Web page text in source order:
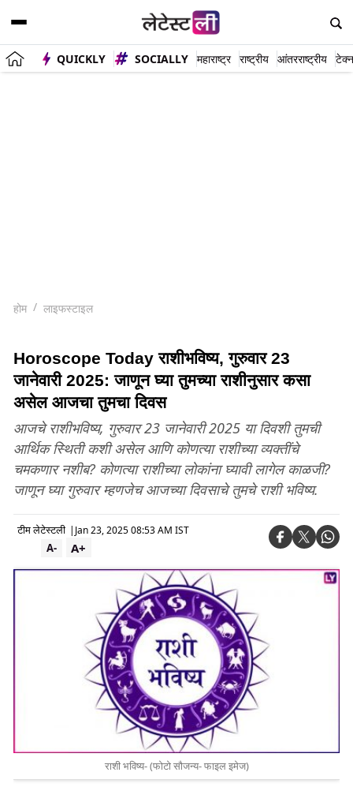
QUICKLY SOCIALLY महाराष्ट्र राष्ट्रीय आंतरराष्ट्रीय
होम लाइफस्टाइल
Horoscope Today राशीभविष्य, गुरुवार 23
जानेवारी 2025: जाणून घ्या तुमच्या राशीनुसार कसा
असेल आजचा तुमचा दिवस
आजचे राशीभविष्य, गुरुवार 23 जानेवारी 2025 या दिवशी तुमची
आर्थिक स्थिती कशी असेल आणि कोणत्या राशीच्या व्यक्तींचे
चमकणार नशीब? कोणत्या राशीच्या लोकांना घ्यावी लागेल काळजी?
जाणून घ्या गुरुवार म्हणजेच आजच्या दिवसाचे तुमचे राशी भविष्य.
टीम लेटेस्टली | Jan 23, 2025 08:53 AM IST
A+
A-
राशी भविष्य- (फोटो सौजन्य- फाइल इमेज)